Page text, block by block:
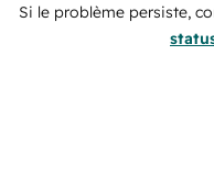
Si le problème persiste,